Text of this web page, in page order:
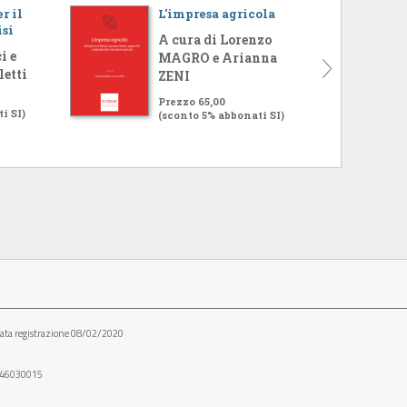
il
e
SI)
L'impresa agricola
A cura di Lorenzo
MAGRO e Arianna
ZENI
Prezzo 65,00
(sconto 5% abbonati SI)
registrazione 08/02/2020